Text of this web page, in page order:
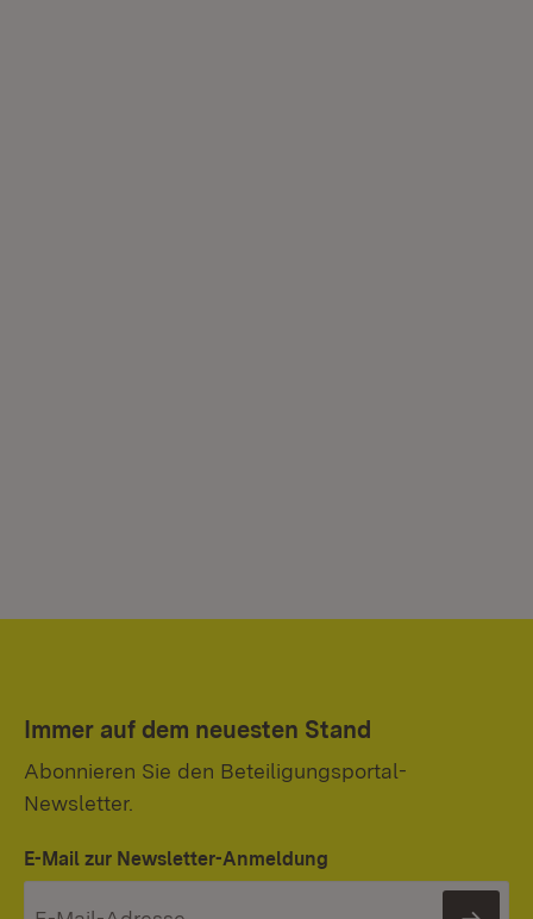
Immer auf dem neuesten Stand
Abonnieren Sie den Beteiligungsportal-
Newsletter.
E-Mail zur Newsletter-Anmeldung